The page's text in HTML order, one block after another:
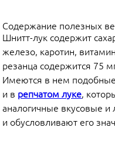
Содержание полезных
Шнитт-лук содержит
железо, каротин,
резанца содержится 75
Имеются в нем
и в репчатом луке,
аналогичные вкусовые и
и обусловливают его